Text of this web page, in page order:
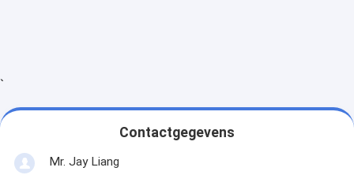
`
Contactgegevens
Mr. Jay Liang